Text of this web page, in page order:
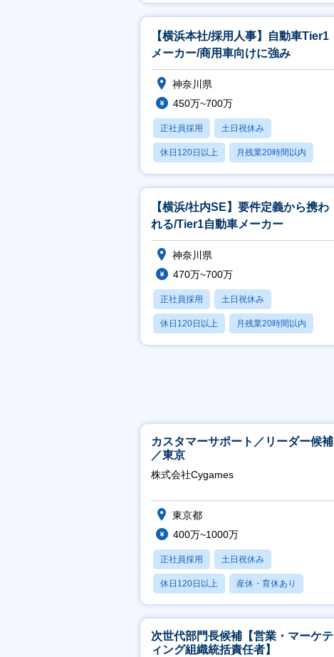
賞与あり
【横浜本社/採用⼈事】⾃動⾞Tier1
メーカー/商⽤⾞向けに強み
神奈川県
450万~700万
正社員採用 土日祝休み
休日120日以上 月残業20時間以内
賞与あり
【横浜/社内SE】要件定義から携わ
れる/Tier1⾃動⾞メーカー
神奈川県
470万~700万
正社員採用 土日祝休み
休日120日以上 月残業20時間以内
賞与あり
カスタマーサポート／リーダー候補
／東京
株式会社Cygames
東京都
400万~1000万
正社員採用 土日祝休み
休日120日以上 産休・育休あり
月残業20時間以内
次世代部門長候補【営業・マーケテ
ィング組織統括責任者】